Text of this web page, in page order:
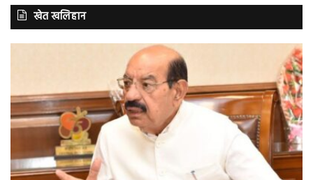
खेत खलिहान